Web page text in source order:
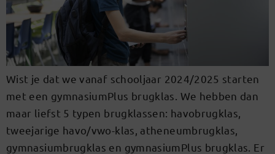
Wist je dat we vanaf schooljaar 2024/2025 starten
met een gymnasiumPlus brugklas. We hebben dan
maar liefst 5 typen brugklassen: havobrugklas,
tweejarige havo/vwo-klas, atheneumbrugklas,
gymnasiumbrugklas en gymnasiumPlus brugklas. Er